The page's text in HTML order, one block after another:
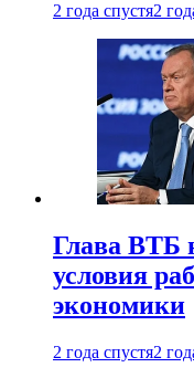
2 года спустя2
Глава ВТБ
условия
экономики
2 года спустя2